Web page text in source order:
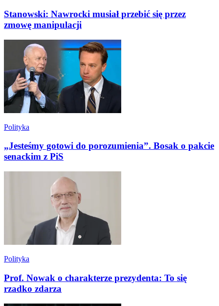
Stanowski: Nawrocki musiał przebić się przez
zmowę manipulacji
Polityka
„Jesteśmy gotowi do porozumienia”. Bosak o pakcie
senackim z PiS
Polityka
Prof. Nowak o charakterze prezydenta: To się
rzadko zdarza